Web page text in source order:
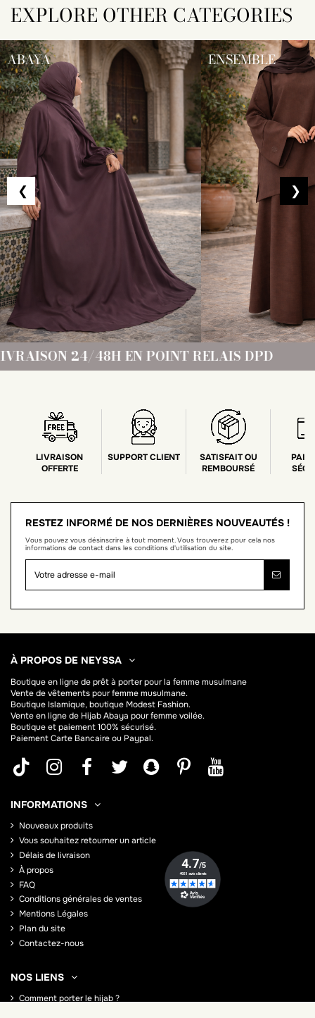
EXPLORE OTHER CATEGORIES
ABAYA ENSEMBLE
❮ ❯
RELAIS DPD FRAIS DE PORT
LIVRAISON
OFFERTE
SUPPORT CLIENT
SATISFAIT OU
REMBOURSÉ
RESTEZ INFORMÉ DE NOS DERNIÈRES NOUVEAUTÉS !
Vous pouvez vous désinscrire à tout moment. Vous trouverez pour cela nos
informations de contact dans les conditions d'utilisation du site.
À PROPOS DE NEYSSA
Boutique en ligne deprêt à porter pour la femme musulmane
Vente de vêtements pour femme musulmane.
Boutique Islamique, boutique Modest Fashion.
Vente en ligne de HijabAbaya pour femme voilée.
Boutique et paiement 100% sécurisé.
Paiement Carte Bancaire ou Paypal.
INFORMATIONS
Nouveaux produits
Vous souhaitez retourner un article
Délais de livraison
À propos
FAQ
Conditions générales de ventes
Mentions Légales
Plan du site
Contactez-nous
NOS LIENS
Comment porter le hijab ?